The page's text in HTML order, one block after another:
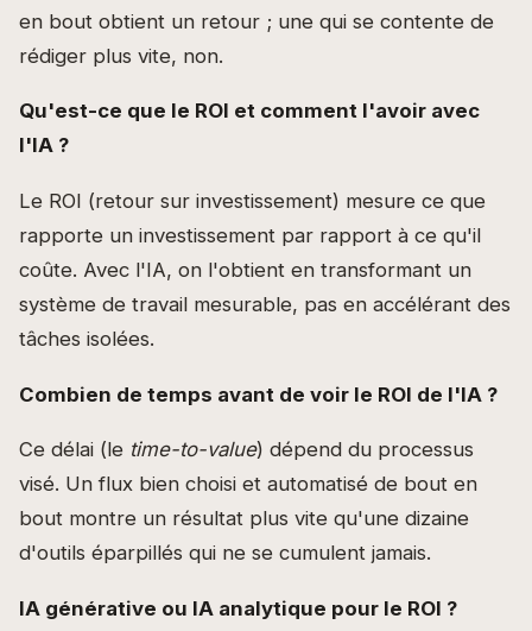
en bout obtient un retour ; une qui se contente de
rédiger plus vite, non.
Qu'est-ce que le ROI et comment l'avoir avec
l'IA ?
Le ROI (retour sur investissement) mesure ce que
rapporte un investissement par rapport à ce qu'il
coûte. Avec l'IA, on l'obtient en transformant un
système de travail mesurable, pas en accélérant des
tâches isolées.
Combien de temps avant de voir le ROI de l'IA ?
Ce délai (le time-to-value) dépend du processus
visé. Un flux bien choisi et automatisé de bout en
bout montre un résultat plus vite qu'une dizaine
d'outils éparpillés qui ne se cumulent jamais.
IA générative ou IA analytique pour le ROI ?